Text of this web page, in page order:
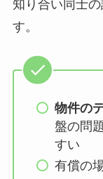
知り合い同士
す。
物件の
盤の問
すい
有償の